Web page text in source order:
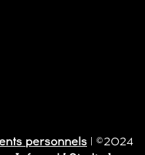
personnels | ©2024